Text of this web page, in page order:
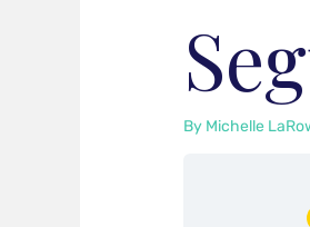
By Michelle